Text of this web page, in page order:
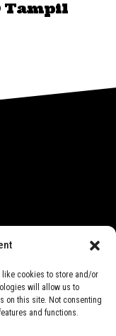
like cookies to store and/or
will allow us to
on this site. Not consenting
and functions.
Tampil